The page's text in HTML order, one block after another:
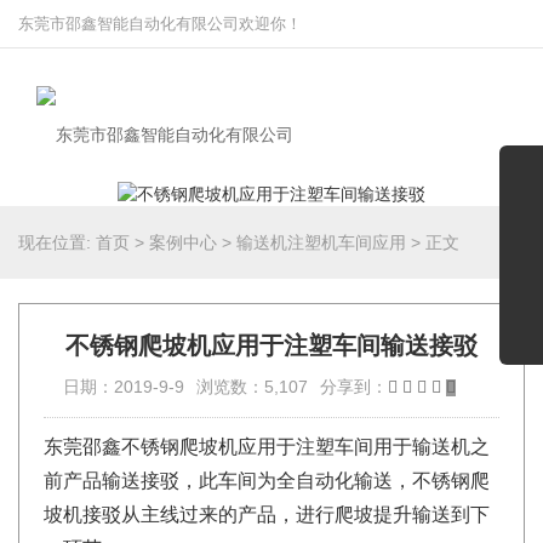
东莞市邵鑫智能自动化有限公司欢迎你！
现在位置: 首页 > 案例中心 > 输送机注塑机车间应用 > 正文
不锈钢爬坡机应用于注塑车间输送接驳
日期：2019-9-9 浏览数：5,107 分享到：
东莞邵鑫不锈钢爬坡机应用于注塑车间用于输送机之
前产品输送接驳，此车间为全自动化输送，不锈钢爬
坡机接驳从主线过来的产品，进行爬坡提升输送到下